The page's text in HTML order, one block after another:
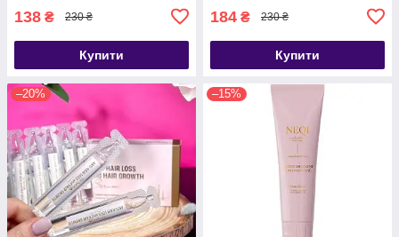
138 ₴ 230 ₴
Купити
184 ₴ 230 ₴
Купити
–20% –15%